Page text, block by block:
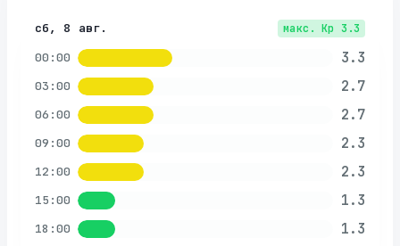
сб, 8 авг. макс. Kp 3.3
00:00 3.3
03:00 2.7
06:00 2.7
09:00 2.3
12:00 2.3
15:00 1.3
18:00 1.3